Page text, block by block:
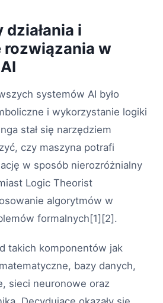
i
rozwiązania w
systemów AI było
i wykorzystanie logiki
stał się narzędziem
czy maszyna potrafi
w sposób nierozróżnialny
Logic Theorist
algorytmów w
formalnych[1][2].
takich komponentów jak
bazy danych,
sieci neuronowe oraz